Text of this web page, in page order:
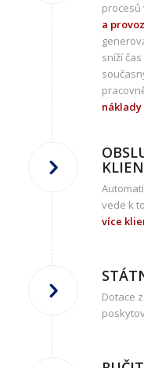
procesů
a
sníží
náklady
vede k
více
Dotace